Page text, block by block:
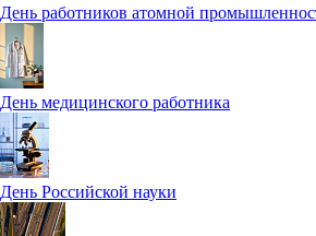
День работников атомной
День медицинского работника
День Российской науки